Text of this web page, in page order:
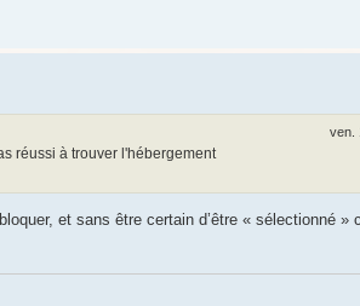
ven.
réussi à trouver l'hébergement
et sans être certain d’être « sélectionné »